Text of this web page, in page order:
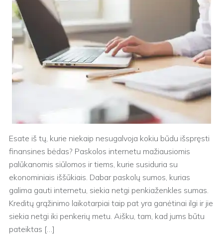
Esate iš tų, kurie niekaip nesugalvoja kokiu būdu išspręsti
finansines bėdas? Paskolos internetu mažiausiomis
palūkanomis siūlomos ir tiems, kurie susiduria su
ekonominiais iššūkiais. Dabar paskolų sumos, kurias
galima gauti internetu, siekia netgi penkiaženkles sumas.
Kreditų grąžinimo laikotarpiai taip pat yra ganėtinai ilgi ir jie
siekia netgi iki penkerių metu. Aišku, tam, kad jums būtu
pateiktas […]